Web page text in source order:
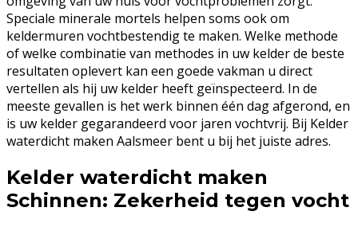
Speciale minerale mortels helpen soms ook om
keldermuren vochtbestendig te maken. Welke methode
of welke combinatie van methodes in uw kelder de beste
resultaten oplevert kan een goede vakman u direct
vertellen als hij uw kelder heeft geïnspecteerd. In de
meeste gevallen is het werk binnen één dag afgerond, en
is uw kelder gegarandeerd voor jaren vochtvrij. Bij Kelder
waterdicht maken Aalsmeer bent u bij het juiste adres.
Kelder waterdicht maken
Schinnen: Zekerheid tegen vocht